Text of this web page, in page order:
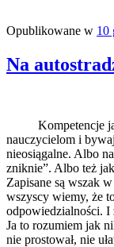
Opublikowane w 10
Na
Kompetencje
nauczycielom i
nieosiągalne. Albo
zniknie”. Albo też
Zapisane są wszak
wszyscy wiemy, że
odpowiedzialności. I
Ja to rozumiem jak
nie prostował, nie